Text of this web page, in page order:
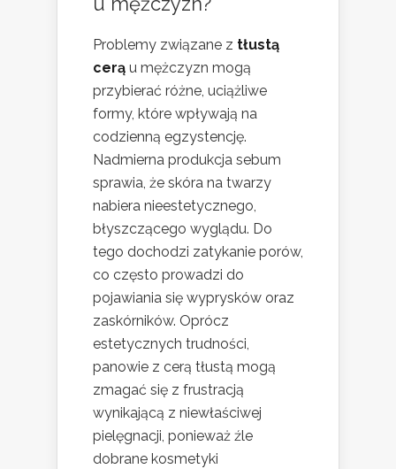
Problemy związane z tłustą
cerą u mężczyzn mogą
przybierać różne, uciążliwe
formy, które wpływają na
codzienną egzystencję.
Nadmierna produkcja sebum
sprawia, że skóra na twarzy
nabiera nieestetycznego,
błyszczącego wyglądu. Do
tego dochodzi zatykanie porów,
co często prowadzi do
pojawiania się wyprysków oraz
zaskórników. Oprócz
estetycznych trudności,
panowie z cerą tłustą mogą
zmagać się z frustracją
wynikającą z niewłaściwej
pielęgnacji, ponieważ źle
dobrane kosmetyki